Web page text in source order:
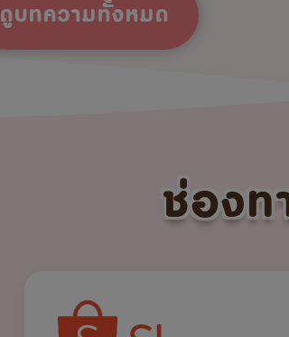
ดูบทความทั้งหมด
ช่องท